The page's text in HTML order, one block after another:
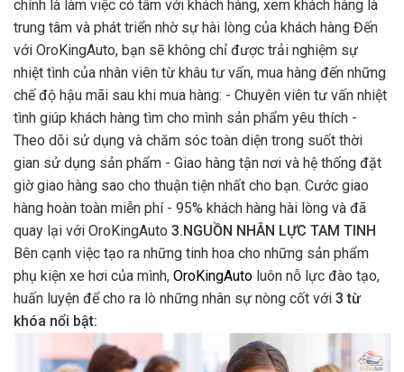
chính là làm việc có tâm với khách hàng, xem khách hàng là
trung tâm và phát triển nhờ sự hài lòng của khách hàng Đến
với OroKingAuto, bạn sẽ không chỉ được trải nghiệm sự
nhiệt tình của nhân viên từ khâu tư vấn, mua hàng đến những
chế độ hậu mãi sau khi mua hàng: - Chuyên viên tư vấn nhiệt
tình giúp khách hàng tìm cho mình sản phẩm yêu thích -
Theo dõi sử dụng và chăm sóc toàn diện trong suốt thời
gian sử dụng sản phẩm - Giao hàng tận nơi và hệ thống đặt
giờ giao hàng sao cho thuận tiện nhất cho bạn. Cước giao
hàng hoàn toàn miễn phí - 95% khách hàng hài lòng và đã
quay lại với OroKingAuto 3.NGUỒN NHÂN LỰC TAM TINH
Bên cạnh việc tạo ra những tinh hoa cho những sản phẩm
phụ kiện xe hơi của mình, OroKingAuto luôn nỗ lực đào tạo,
huấn luyện để cho ra lò những nhân sự nòng cốt với 3 từ
khóa nổi bật: